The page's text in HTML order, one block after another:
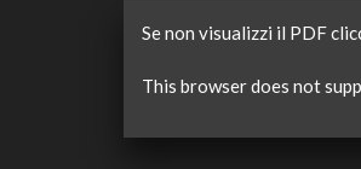
Se non visualizzi il PDF
This browser does not